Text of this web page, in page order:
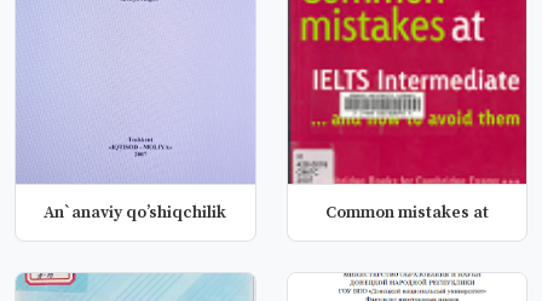
An`anaviy qo’shiqchilik Common mistakes at